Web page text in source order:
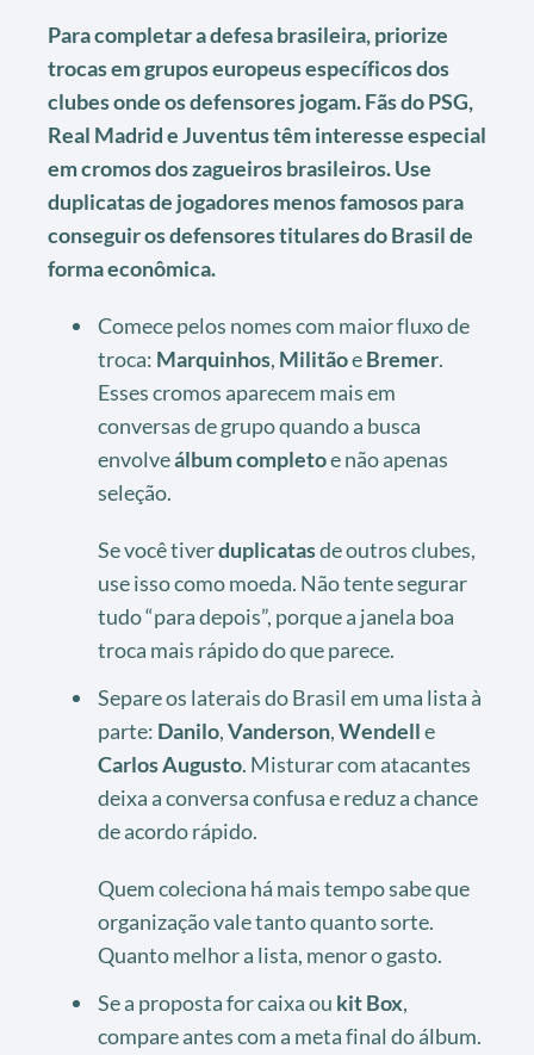
Para completar a defesa brasileira, priorize
trocas em grupos europeus específicos dos
clubes onde os defensores jogam. Fãs do PSG,
Real Madrid e Juventus têm interesse especial
em cromos dos zagueiros brasileiros. Use
duplicatas de jogadores menos famosos para
conseguir os defensores titulares do Brasil de
forma econômica.
Comece pelos nomes com maior fluxo de
troca: Marquinhos, MilitãoeBremer.
Esses cromos aparecem mais em
conversas de grupo quando a busca
envolveálbum completoe não apenas
seleção.
Se você tiverduplicatasde outros clubes,
use isso como moeda. Não tente segurar
tudo “para depois”, porque a janela boa
troca mais rápido do que parece.
Separe os laterais do Brasil em uma lista à
parte: Danilo,Vanderson,Wendelle
Carlos Augusto. Misturar com atacantes
deixa a conversa confusa e reduz a chance
de acordo rápido.
Quem coleciona há mais tempo sabe que
organização vale tanto quanto sorte.
Quanto melhor a lista, menor o gasto.
Se a proposta for caixa ou kit Box,
compare antes com a meta final do álbum.